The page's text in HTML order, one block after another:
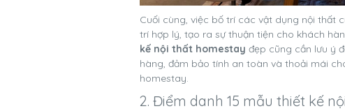
Cuối cùng, việc bố trí các vật dụng nội thất
trí hợp lý, tạo ra sự thuận tiện cho khách
kế nội thất homestay đẹp cũng cần lưu ý
hàng, đảm bảo tính an toàn và thoải mái
homestay.
2. Điểm danh 15 mẫu thiết kế